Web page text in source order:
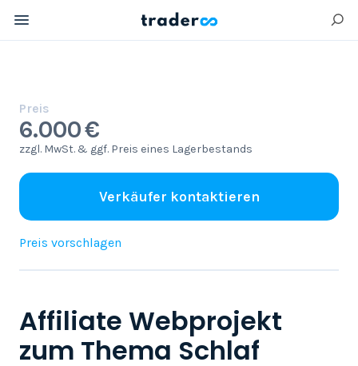
Affiliate Webprojekt
zum Thema Schlaf
Preis
6.000 €
zzgl. MwSt. & ggf. Preis eines Lagerbestands
Verkäufer kontaktieren
Preis vorschlagen